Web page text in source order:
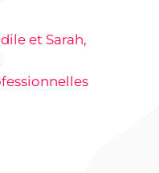
et Sarah,